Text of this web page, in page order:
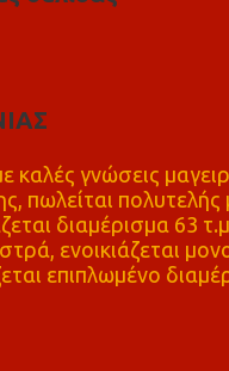
καλές γνώσεις
πωλείται πολυτελής
διαμέρισμα 63 τ.μ
ενοικιάζεται
επιπλωμένο